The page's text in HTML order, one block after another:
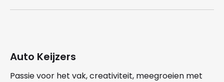
Auto Keijzers
Passie voor het vak, creativiteit, meegroeien met